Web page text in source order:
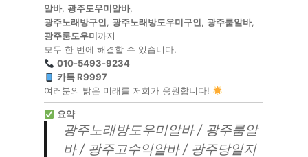
알바, 광주도우미알바,
광주노래방구인, 광주노래방도우미구인, 광주룸알바,
광주룸도우미까지
모두 한 번에 해결할 수 있습니다.
010-5493-9234
카톡 R9997
여러분의 밝은 미래를 저희가 응원합니다!
요약
광주노래방도우미알바 / 광주룸알
바 / 광주고수익알바 / 광주당일지